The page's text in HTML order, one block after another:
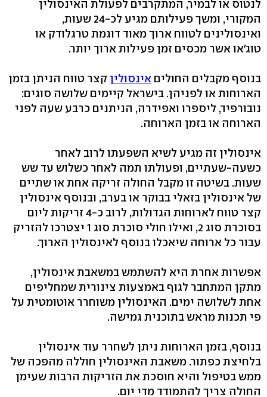
לנטוס או לבמיר, המתקרבים לפעולת האינסולין
המקורי, ומשך פעילותם מגיע לכ-24 שעות,
ואינסולינים לטווח ארוך מאוד דוגמת טרגלודק או
טוג'או אשר מכסים זמן פעילות ארוך יותר.
בנוסף מקבלים החולים אינסולין קצר טווח הניתן בזמן
הארוחות או לפניהן. בישראל קיימים שלושה סוגים:
נובורפיד, ליספרו ואפידרה, הניתנים כרבע שעה לפני
הארוחה או בזמן הארוחה.
אינסולין זה מגיע לשיא השפעתו לרוב לאחר
כשעה-שעתיים, ופעולתו תמה לאחר כשלוש עד שש
שעות. בשיטה זו מקבל החולה זריקה אחת או שתיים
של אינסולין בזאלי בבוקר או בערב, ובנוסף אינסולין
קצר טווח לארוחות הגדולות, לרוב כ-4 זריקות ליום
בסוכרת סוג 2, ואילו חולי סוכרת סוג 1 יצטרכו להזריק
עבור כל ארוחה שיאכלו בנוסף לאינסולין הארוך.
אפשרות אחרת היא להשתמש במשאבת אינסולין,
מתקן המתחבר לגוף באמצעות צינורית שמחליפים
אחת לשלושה ימים. האינסולין משוחרר אוטומטית על
פי תכנות מראש בתוכנית גמישה.
בנוסף, בזמן הארוחות ניתן לשחרר עוד אינסולין
בלחיצת כפתור. משאבת האינסולין חוללה מהפכה של
ממש בטיפול והיא חוסכת את הזריקות הרבות שעימן
החולה צריך להתמודד מדי יום.